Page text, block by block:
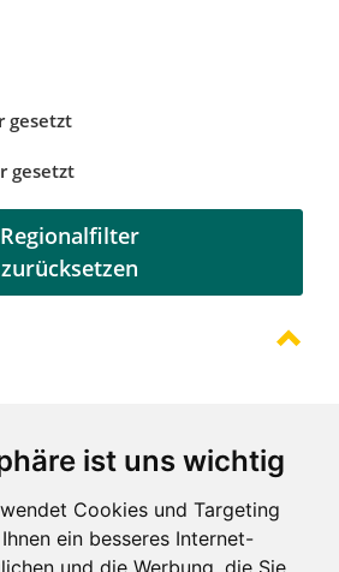
ist uns wichtig
Cookies und Targeting
ein besseres Internet-
und die Werbung, die Sie
gesetzt
gesetzt
Regionalfilter
zurücksetzen